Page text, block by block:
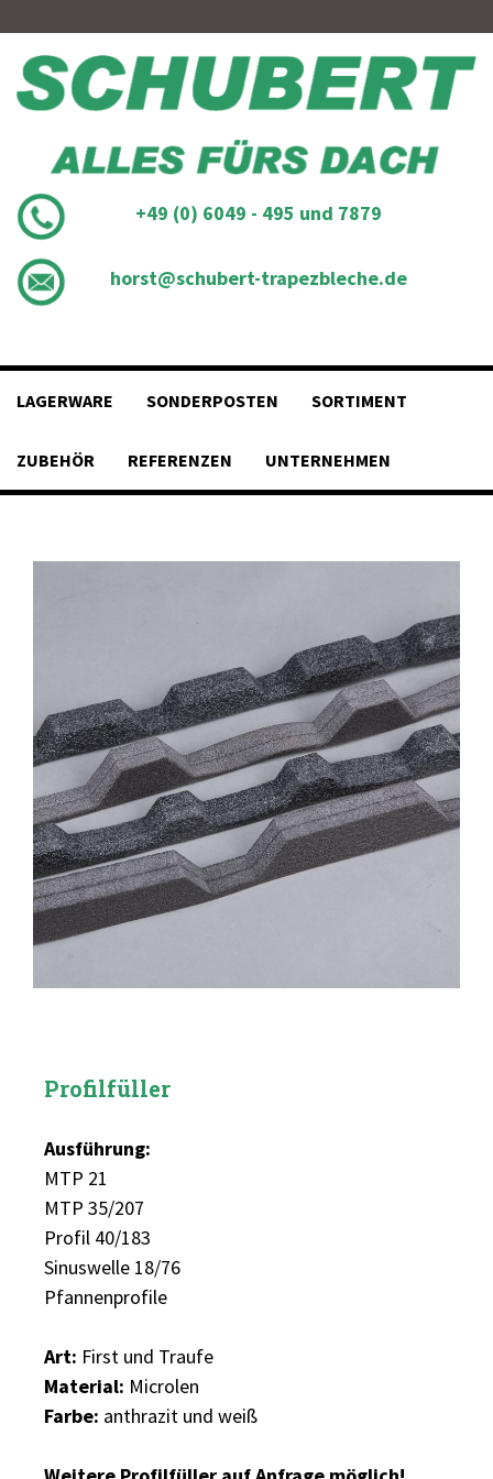
content
+49 (0) 6049 - 495 und 7879
horst@schubert-trapezbleche.de
LAGERWARE SONDERPOSTEN SORTIMENT
ZUBEHÖR REFERENZEN UNTERNEHMEN
Profilfüller
Ausführung:
MTP 21
MTP 35/207
Profil 40/183
Sinuswelle 18/76
Pfannenprofile
Art: First und Traufe
Material: Microlen
Farbe: anthrazit und weiß